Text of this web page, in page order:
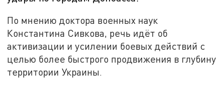
По мнению доктора военных наук
Константина Сивкова, речь идёт об
активизации и усилении боевых действий с
целью более быстрого продвижения в глубину
территории Украины.